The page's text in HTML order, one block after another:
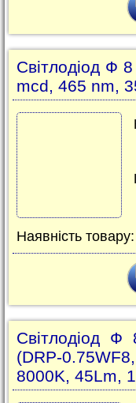
Світлодіод Ф
mcd, 465 nm,
Наявність товару:
Світлодіод
(DRP-
8000K, 45Lm,